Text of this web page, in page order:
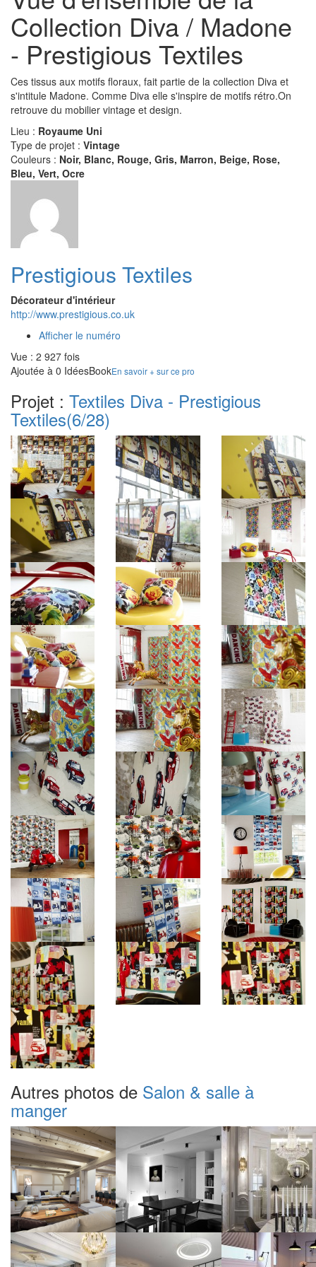
Collection Diva / Madone
- Prestigious Textiles
Ces tissus aux motifs floraux, fait partie de la collection Diva et
s'intitule Madone. Comme Diva elle s'inspire de motifs rétro.On
retrouve du mobilier vintage et design.
Lieu : Royaume Uni
Type de projet : Vintage
Couleurs : Noir, Blanc, Rouge, Gris, Marron, Beige, Rose,
Bleu, Vert, Ocre
Prestigious Textiles
Décorateur d'intérieur
http://www.prestigious.co.uk
Afficher le numéro
Vue : 2 927 fois
Ajoutée à 0 IdéesBookEn savoir + sur ce pro
Projet : Textiles Diva - Prestigious
Textiles(6/28)
Autres photos de Salon & salle à
manger